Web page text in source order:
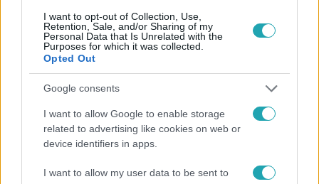
I want to opt-out of Collection, Use,
Retention, Sale, and/or Sharing of my
Personal Data that Is Unrelated with the
Purposes for which it was collected.
Opted Out
Google consents
I want to allow Google to enable storage
related to advertising like cookies on web or
device identifiers in apps.
I want to allow my user data to be sent to
HÍRADÓ #VIDEÓ #ADÁSRÉSZLETEK BELFÖLD